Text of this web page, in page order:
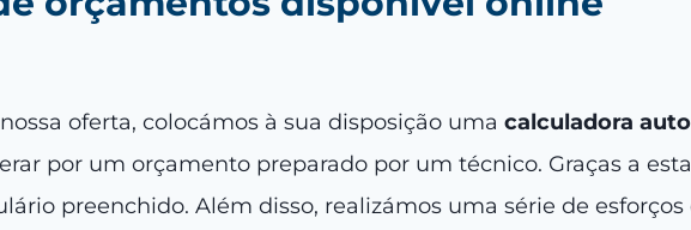
oferta, colocámos à sua disposição uma calculadora
por um orçamento preparado por um técnico. Graças a
preenchido. Além disso, realizámos uma série de